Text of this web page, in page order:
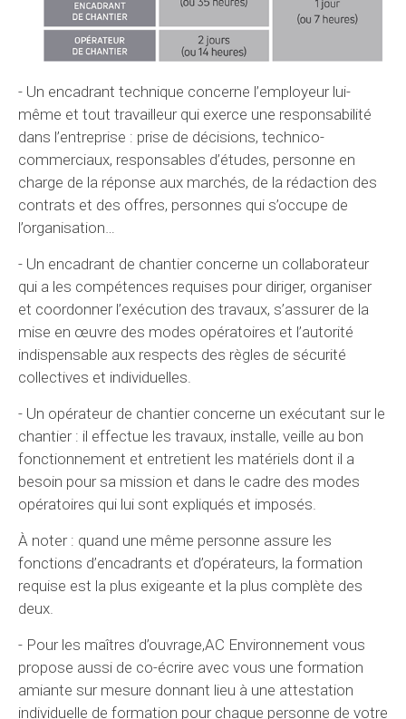
- Un encadrant technique concerne l’employeur lui-
même et tout travailleur qui exerce une responsabilité
dans l’entreprise : prise de décisions, technico-
commerciaux, responsables d’études, personne en
charge de la réponse aux marchés, de la rédaction des
contrats et des offres, personnes qui s’occupe de
l’organisation…
- Un encadrant de chantier concerne un collaborateur
qui a les compétences requises pour diriger, organiser
et coordonner l’exécution des travaux, s’assurer de la
mise en œuvre des modes opératoires et l’autorité
indispensable aux respects des règles de sécurité
collectives et individuelles.
- Un opérateur de chantier concerne un exécutant sur le
chantier : il effectue les travaux, installe, veille au bon
fonctionnement et entretient les matériels dont il a
besoin pour sa mission et dans le cadre des modes
opératoires qui lui sont expliqués et imposés.
À noter : quand une même personne assure les
fonctions d’encadrants et d’opérateurs, la formation
requise est la plus exigeante et la plus complète des
deux.
- Pour les maîtres d’ouvrage,AC Environnement vous
propose aussi de co-écrire avec vous une formation
amiante sur mesure donnant lieu à une attestation
individuelle de formation pour chaque personne de votre